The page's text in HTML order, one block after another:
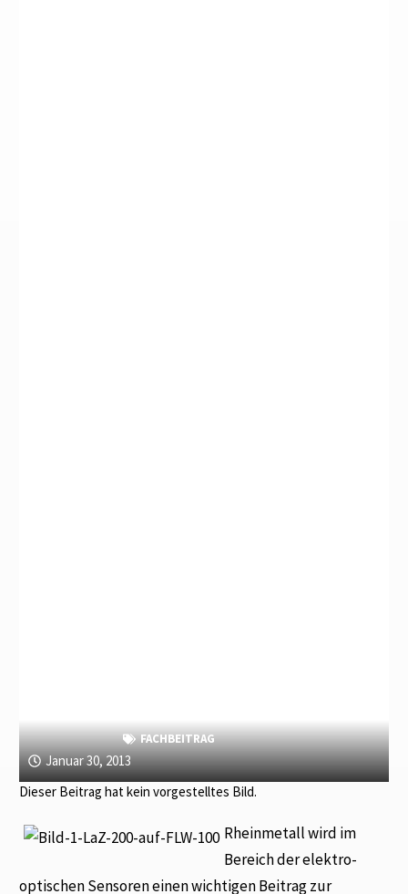
FACHBEITRAG
Januar 30, 2013
Dieser Beitrag hat kein vorgestelltes Bild.
Rheinmetall wird im
Bereich der elektro-
optischen Sensoren einen wichtigen Beitrag zur